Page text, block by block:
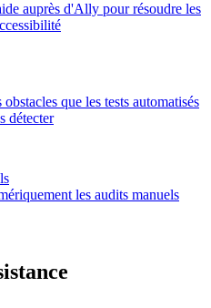
auprès d'Ally pour résoudre les
que les tests automatisés
détecter
les audits manuels